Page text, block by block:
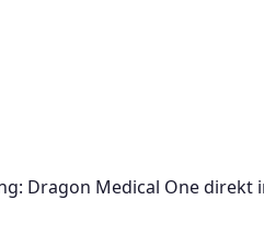
Dragon Medical One direkt